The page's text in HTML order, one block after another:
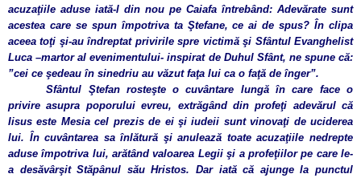
acuzaţiile aduse iată-l din nou pe Caiafa întrebând: Adevărate sunt
acestea care se spun împotriva ta Ştefane, ce ai de spus? În clipa
aceea toţi şi-au îndreptat privirile spre victimă şi Sfântul Evanghelist
Luca –martor al evenimentului- inspirat de Duhul Sfânt, ne spune că:
”cei ce şedeau în sinedriu au văzut faţa lui ca o faţă de înger”.
Sfântul Ştefan rosteşte o cuvântare lungă în care face o
privire asupra poporului evreu, extrăgând din profeţi adevărul că
Iisus este Mesia cel prezis de ei şi iudeii sunt vinovaţi de uciderea
lui. În cuvântarea sa înlătură şi anulează toate acuzaţiile nedrepte
aduse împotriva lui, arătând valoarea Legii şi a profeţiilor pe care le-
a desăvârşit Stăpânul său Hristos. Dar iată că ajunge la punctul